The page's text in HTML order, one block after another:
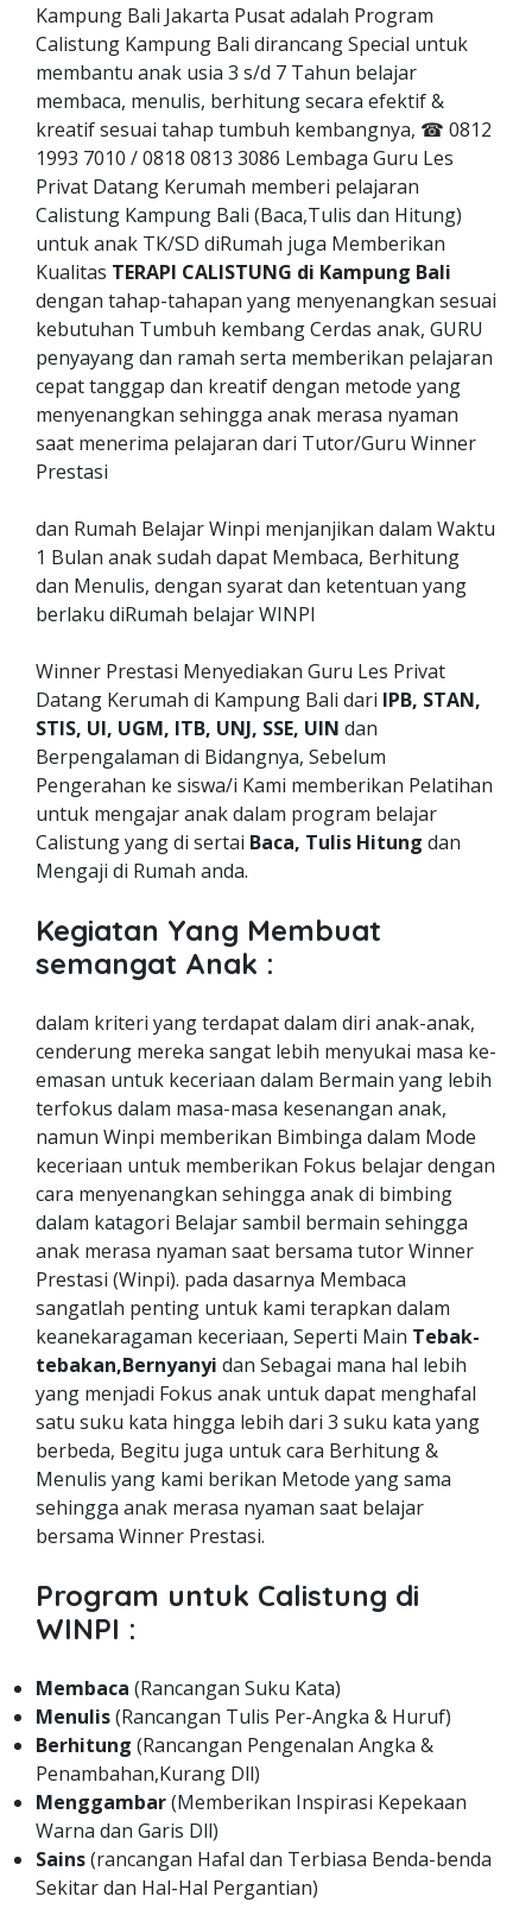
Kampung Bali Jakarta Pusat adalah Program
Calistung Kampung Bali dirancang Special untuk
membantu anak usia 3 s/d 7 Tahun belajar
membaca, menulis, berhitung secara efektif &
kreatif sesuai tahap tumbuh kembangnya, ☎ 0812
1993 7010 / 0818 0813 3086 Lembaga Guru Les
Privat Datang Kerumah memberi pelajaran
Calistung Kampung Bali (Baca,Tulis dan Hitung)
untuk anak TK/SD diRumah juga Memberikan
Kualitas TERAPI CALISTUNG di Kampung Bali
dengan tahap-tahapan yang menyenangkan sesuai
kebutuhan Tumbuh kembang Cerdas anak, GURU
penyayang dan ramah serta memberikan pelajaran
cepat tanggap dan kreatif dengan metode yang
menyenangkan sehingga anak merasa nyaman
saat menerima pelajaran dari Tutor/Guru Winner
Prestasi
dan Rumah Belajar Winpi menjanjikan dalam Waktu
1 Bulan anak sudah dapat Membaca, Berhitung
dan Menulis, dengan syarat dan ketentuan yang
berlaku diRumah belajar WINPI
Winner Prestasi Menyediakan Guru Les Privat
Datang Kerumah di Kampung Bali dari IPB, STAN,
STIS, UI, UGM, ITB, UNJ, SSE, UIN dan
Berpengalaman di Bidangnya, Sebelum
Pengerahan ke siswa/i Kami memberikan Pelatihan
untuk mengajar anak dalam program belajar
Calistung yang di sertai Baca, Tulis Hitung dan
Mengaji di Rumah anda.
Kegiatan Yang Membuat
semangat Anak :
dalam kriteri yang terdapat dalam diri anak-anak,
cenderung mereka sangat lebih menyukai masa ke-
emasan untuk keceriaan dalam Bermain yang lebih
terfokus dalam masa-masa kesenangan anak,
namun Winpi memberikan Bimbinga dalam Mode
keceriaan untuk memberikan Fokus belajar dengan
cara menyenangkan sehingga anak di bimbing
dalam katagori Belajar sambil bermain sehingga
anak merasa nyaman saat bersama tutor Winner
Prestasi (Winpi). pada dasarnya Membaca
sangatlah penting untuk kami terapkan dalam
keanekaragaman keceriaan, Seperti Main Tebak-
tebakan,Bernyanyi dan Sebagai mana hal lebih
yang menjadi Fokus anak untuk dapat menghafal
satu suku kata hingga lebih dari 3 suku kata yang
berbeda, Begitu juga untuk cara Berhitung &
Menulis yang kami berikan Metode yang sama
sehingga anak merasa nyaman saat belajar
bersama Winner Prestasi.
Program untuk Calistung di
WINPI :
Membaca (Rancangan Suku Kata)
Menulis(Rancangan Tulis Per-Angka & Huruf)
Berhitung (Rancangan Pengenalan Angka &
Penambahan,Kurang Dll)
Menggambar(Memberikan Inspirasi Kepekaan
Warna dan Garis Dll)
Sains(rancangan Hafal dan Terbiasa Benda-benda
Sekitar dan Hal-Hal Pergantian)